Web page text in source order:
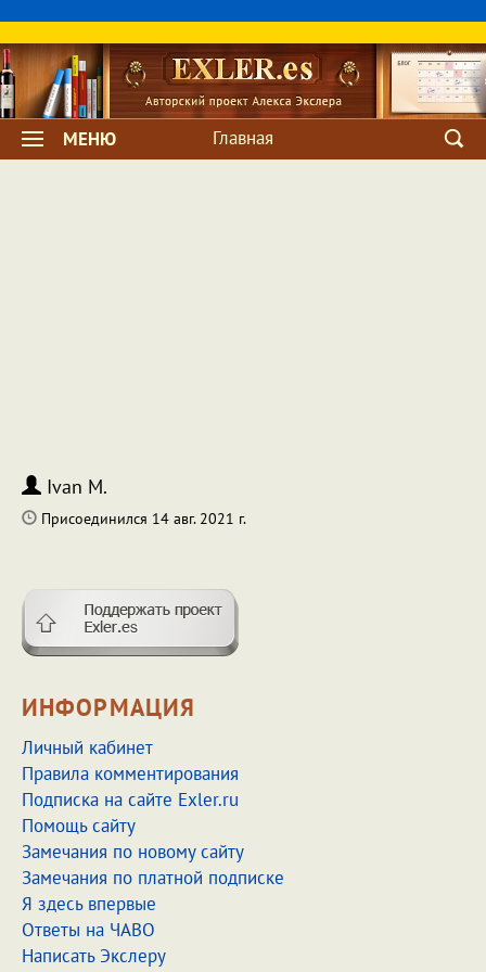
МЕНЮ Главная
Ivan M.
Присоединился 14 авг. 2021 г.
ИНФОРМАЦИЯ
Личный кабинет
Правила комментирования
Подписка на сайте Exler.ru
Помощь сайту
Замечания по новому сайту
Замечания по платной подписке
Я здесь впервые
Ответы на ЧАВО
Написать Экслеру